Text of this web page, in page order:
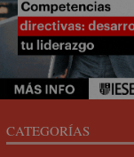
CATEGORÍAS